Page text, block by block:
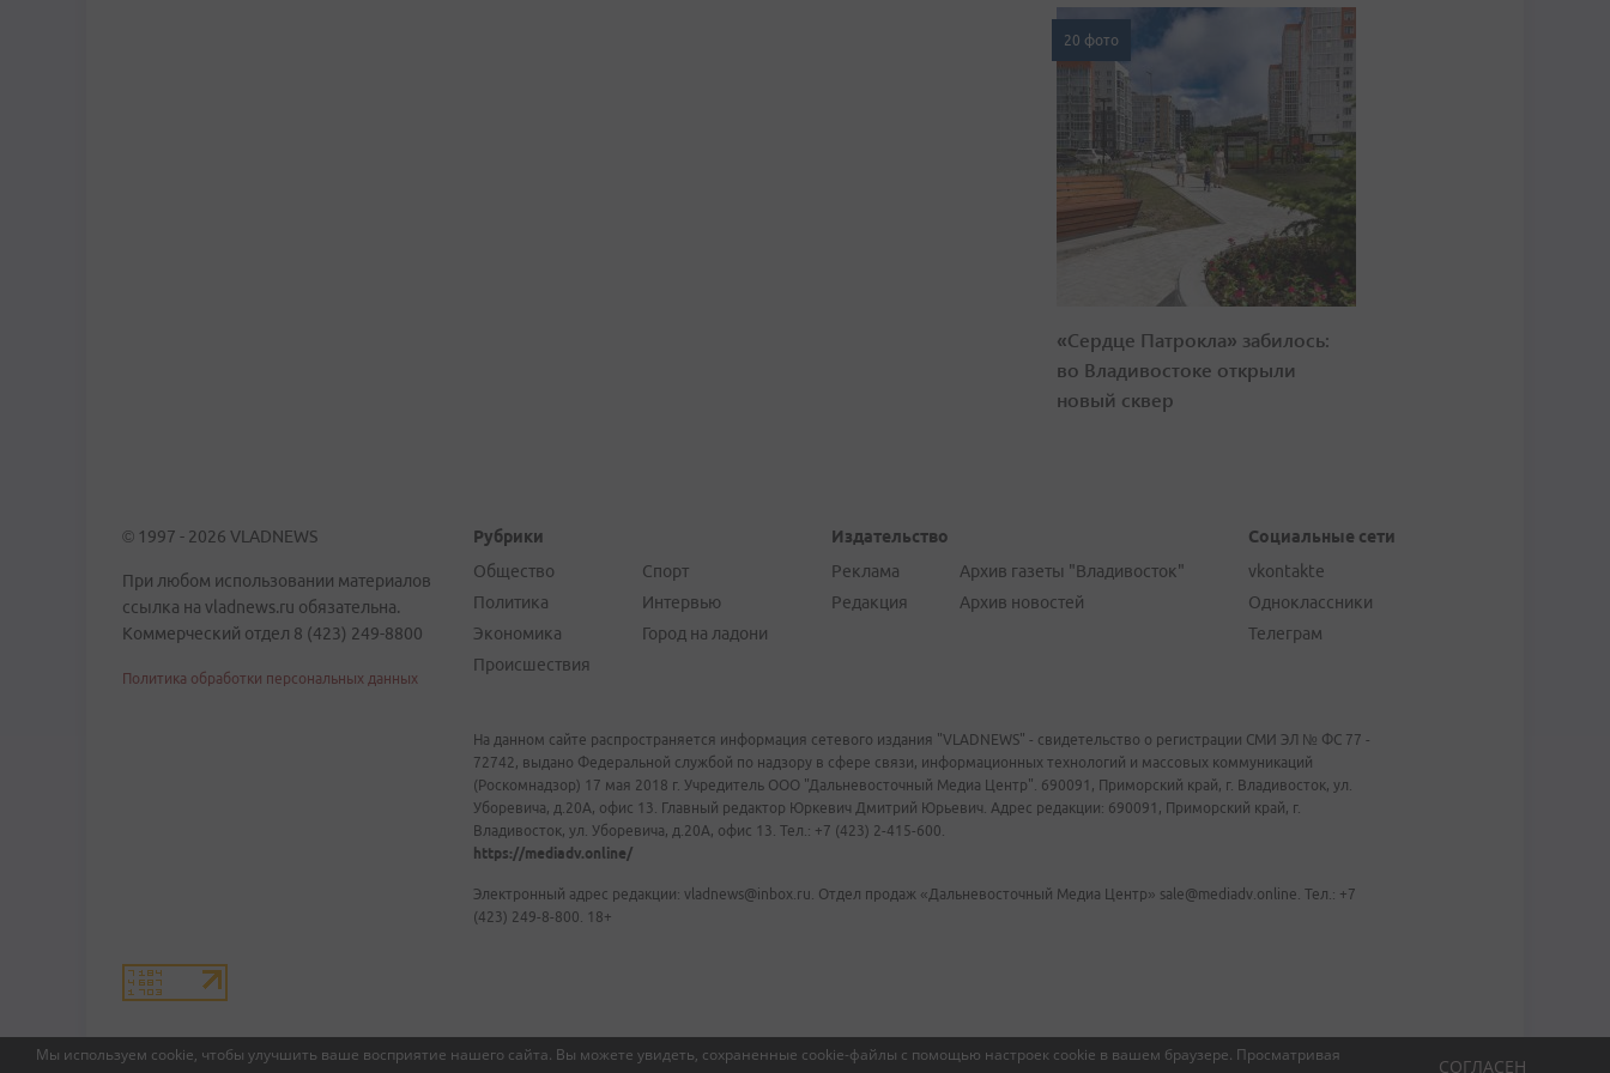
Мы используем cookie, чтобы улучшить ваше восприятие нашего сайта. Вы можете увидеть, сохраненные cookie-файлы с помощью настроек cookie в вашем браузере. Просматривая
СОГЛАСЕН
20 фото
«Сердце Патрокла» забилось:
во Владивостоке открыли
новый сквер
© 1997 - 2026 VLADNEWS
При любом использовании материалов
ссылка на vladnews.ru обязательна.
Коммерческий отдел 8 (423) 249-8800
Политика обработки персональных данных
Рубрики
Общество
Политика
Экономика
Происшествия
Спорт
Интервью
Город на ладони
Издательство
Реклама
Редакция
Архив газеты "Владивосток"
Архив новостей
Социальные сети
vkontakte
Одноклассники
Телеграм
На данном сайте распространяется информация сетевого издания "VLADNEWS" - свидетельство о регистрации СМИ ЭЛ № ФС 77 -
72742, выдано Федеральной службой по надзору в сфере связи, информационных технологий и массовых коммуникаций
(Роскомнадзор) 17 мая 2018 г. Учредитель ООО "Дальневосточный Медиа Центр". 690091, Приморский край, г. Владивосток, ул.
Уборевича, д.20А, офис 13. Главный редактор Юркевич Дмитрий Юрьевич. Адрес редакции: 690091, Приморский край, г.
Владивосток, ул. Уборевича, д.20А, офис 13. Тел.: +7 (423) 2-415-600.
https://mediadv.online/
Электронный адрес редакции: vladnews@inbox.ru. Отдел продаж «Дальневосточный Медиа Центр» sale@mediadv.online. Тел.: +7
(423) 249-8-800. 18+